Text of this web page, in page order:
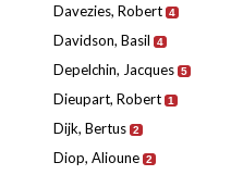
Davezies, Robert 4
Davidson, Basil 4
Depelchin, Jacques 5
Dieupart, Robert 1
Dijk, Bertus 2
Diop, Alioune 2